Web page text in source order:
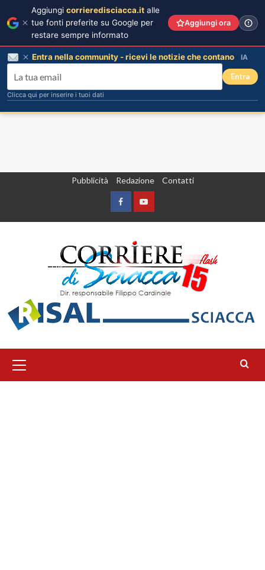
Pubblicità Redazione Contatti
FacebookYountube
principale
Aggiungi corrieredisciacca.it alle
tue fonti preferite su Google per
restare sempre informato
Aggiungi ora
Entra nella community - ricevi le notizie che contano IA
Entra
Clicca qui per inserire i tuoi dati